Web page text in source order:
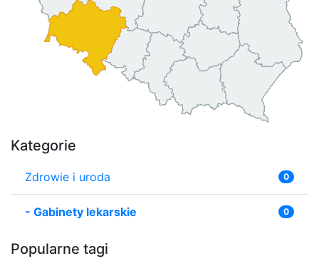
Kategorie
Zdrowie i uroda 0
- Gabinety lekarskie 0
Popularne tagi